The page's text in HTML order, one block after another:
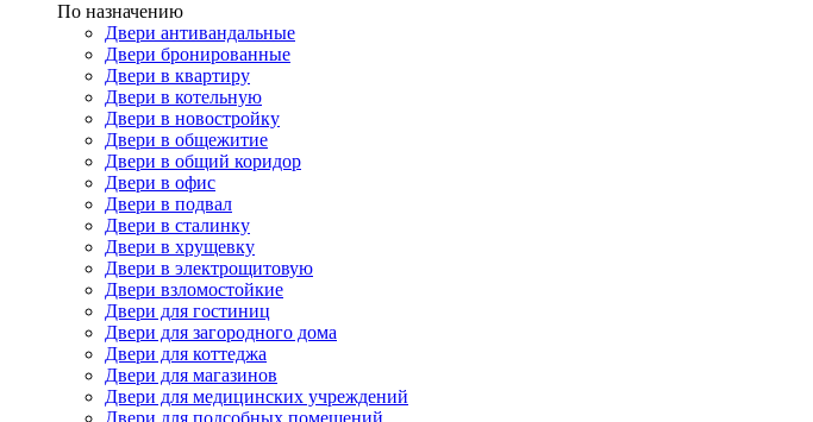
По назначению
Двери антивандальные
Двери бронированные
Двери в квартиру
Двери в котельную
Двери в новостройку
Двери в общежитие
Двери в общий коридор
Двери в офис
Двери в подвал
Двери в сталинку
Двери в хрущевку
Двери в электрощитовую
Двери взломостойкие
Двери для гостиниц
Двери для загородного дома
Двери для коттеджа
Двери для магазинов
Двери для медицинских учреждений
Двери для подсобных помещений